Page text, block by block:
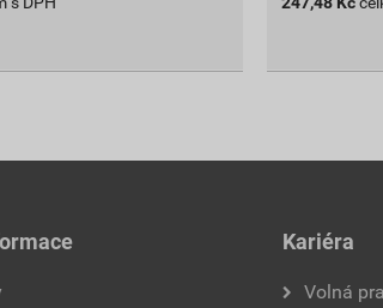
Kariéra
Volná